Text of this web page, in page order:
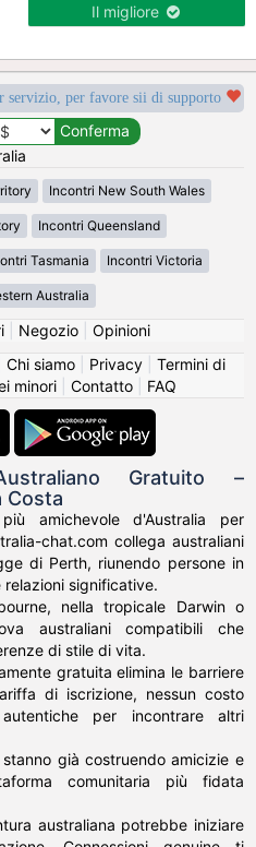
Il migliore
per favore sii di supporto
Incontri New South Wales
Incontri Queensland
Tasmania Incontri Victoria
Australia
| Negozio| Opinioni
Chi siamo| Privacy| Termini di
minori| Contatto| FAQ
Gratuito –
Costa
amichevole d'Australia per
chat.com collega australiani
di Perth, riunendo persone in
significative.
nella tropicale Darwin o
australiani compatibili che
di stile di vita.
gratuita elimina le barriere
di iscrizione, nessun costo
per incontrare altri
già costruendo amicizie e
comunitaria più fidata
australiana potrebbe iniziare